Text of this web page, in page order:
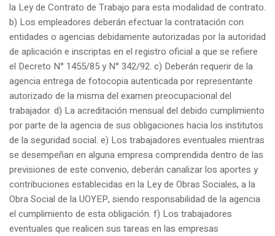
la Ley de Contrato de Trabajo para esta modalidad de contrato.
b) Los empleadores deberán efectuar la contratación con
entidades o agencias debidamente autorizadas por la autoridad
de aplicación e inscriptas en el registro oficial a que se refiere
el Decreto N° 1455/85 y N° 342/92. c) Deberán requerir de la
agencia entrega de fotocopia autenticada por representante
autorizado de la misma del examen preocupacional del
trabajador. d) La acreditación mensual del debido cumplimiento
por parte de la agencia de sus obligaciones hacia los institutos
de la seguridad social. e) Los trabajadores eventuales mientras
se desempeñan en alguna empresa comprendida dentro de las
previsiones de este convenio, deberán canalizar los aportes y
contribuciones establecidas en la Ley de Obras Sociales, a la
Obra Social de la UOYEP, siendo responsabilidad de la agencia
el cumplimiento de esta obligación. f) Los trabajadores
eventuales que realicen sus tareas en las empresas